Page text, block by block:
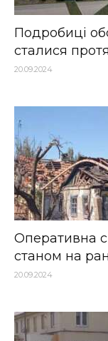
Подробиці
сталися
20.09.2024
Оперативна
станом на
20.09.2024